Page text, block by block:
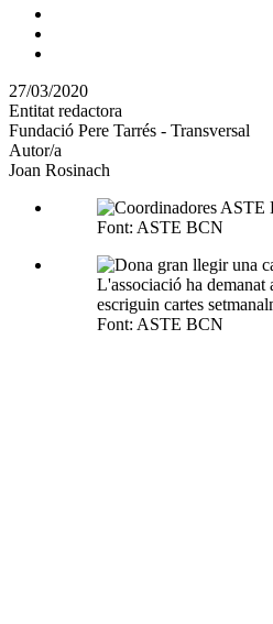
Comparteix
altres
xarxes
socials
27/03/2020
Entitat redactora
Fundació Pere Tarrés - Transversal
Autor/a
Joan Rosinach
Font: ASTE BCN
L'associació ha
escriguin cartes
Font: ASTE BCN